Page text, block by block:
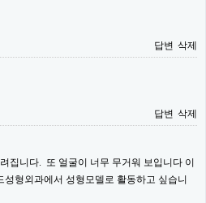
답변 삭제
답변 삭제
집니다. 또 얼굴이 너무 무거워 보입니다 이
형외과에서 성형모델로 활동하고 싶습니